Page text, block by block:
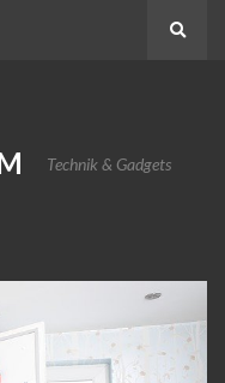
Technik & Gadgets